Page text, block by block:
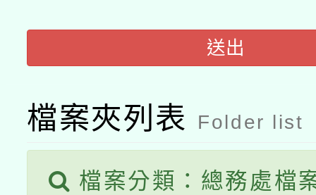
用水績優單位及節水達
桃園市孔廟祈福系列
2026年桃園地景藝術
送出
檔案夾列表 Folder list
檔案分類：總務處檔